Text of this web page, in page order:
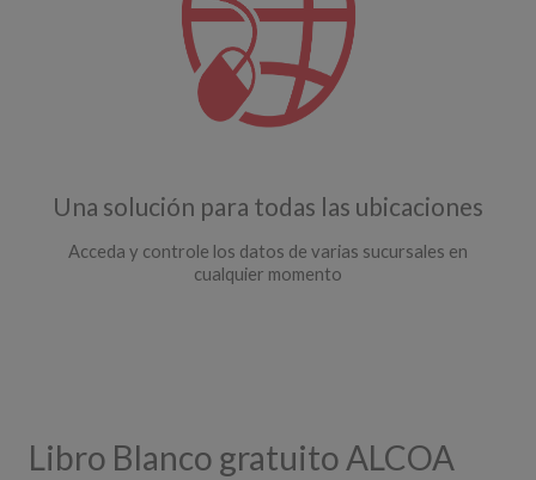
Una solución para todas las ubicaciones​​
Acceda y controle los datos de varias sucursales en
cualquier momento​
Libro Blanco gratuito ALCOA